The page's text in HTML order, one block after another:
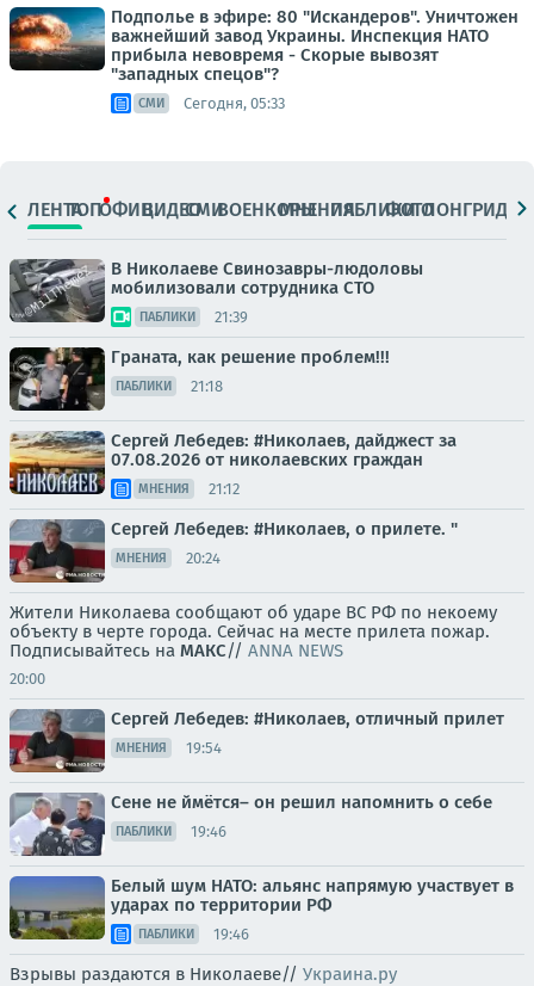
Подполье в эфире: 80 "Искандеров". Уничтожен
важнейший завод Украины. Инспекция НАТО
прибыла невовремя - Скорые вывозят
"западных спецов"?
СМИ Сегодня, 05:33
ЛЕНТАТОПОФИЦ.ВИДЕОСМИВОЕНКОРЫМНЕНИЯПАБЛИКИ
ФОТОЛОНГРИДЫ
В Николаеве Свинозавры-людоловы
мобилизовали сотрудника СТО
ПАБЛИКИ 21:39
Граната, как решение проблем!!!
ПАБЛИКИ 21:18
Сергей Лебедев: #Николаев, дайджест за
07.08.2026 от николаевских граждан
МНЕНИЯ 21:12
Сергей Лебедев: #Николаев, о прилете. "
МНЕНИЯ 20:24
Жители Николаева сообщают об ударе ВС РФ по некоему
объекту в черте города. Сейчас на месте прилета пожар.
Подписывайтесь на МАКС// ANNA NEWS
20:00
Сергей Лебедев: #Николаев, отличный прилет
МНЕНИЯ 19:54
Сене не ймётся– он решил напомнить о себе
ПАБЛИКИ 19:46
Белый шум НАТО: альянс напрямую участвует в
ударах по территории РФ
ПАБЛИКИ 19:46
Взрывы раздаются в Николаеве// Украина.ру